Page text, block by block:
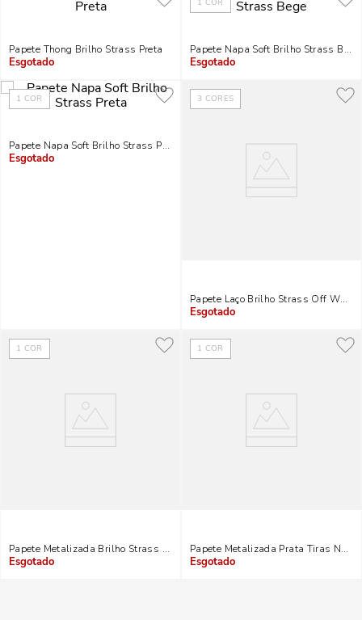
Papete Thong Brilho Strass Preta
Indisponível
1 COR
Papete Napa Soft Brilho Strass Bege
Indisponível
1 COR
Papete Napa Soft Brilho Strass Preta
Indisponível
3 CORES
Papete Laço Brilho Strass Off White
Indisponível
1 COR
Papete Metalizada Brilho Strass Prata
Indisponível
1 COR
Papete Metalizada Prata Tiras Nó
Indisponível